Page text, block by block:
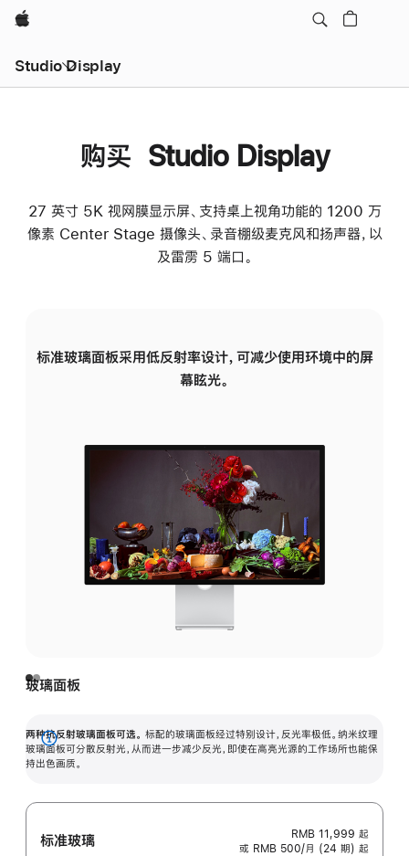
Apple
Studio Display
购买 Studio Display
27 英寸 5K 视网膜显示屏、支持桌上视角功能的 1200 万
像素 Center Stage 摄像头、录音棚级麦克风和扬声器，以
及雷雳 5 端口。
标准玻璃面板采用低反射率设计，可减少使用环境中的屏
幕眩光。
玻璃面板
两种抗反射玻璃面板可选。 标配的玻璃面板经过特别设计，反光率极低。纳米纹理
玻璃面板可分散反射光，从而进一步减少反光，即使在高亮光源的工作场所也能保
持出色画质。
展
开
标准玻璃 RMB 11,999 起
或 RMB 500/月 (24 期) 起